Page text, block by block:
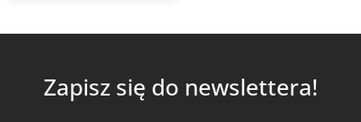
Zapisz się do newslettera!